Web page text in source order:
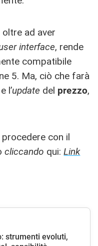
oltre ad aver
interface, rende
compatibile
5. Ma, ciò che farà
l’update del prezzo,
con il
cliccando qui:Link
strumenti evoluti,